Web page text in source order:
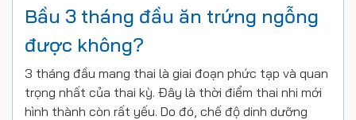
Bầu 3 tháng đầu ăn trứng ngỗng
được không?
3 tháng đầu mang thai là giai đoạn phức tạp và quan
trọng nhất của thai kỳ. Đây là thời điểm thai nhi mới
hình thành còn rất yếu. Do đó, chế độ dinh dưỡng